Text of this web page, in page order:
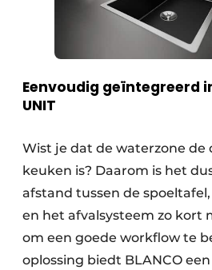
Eenvoudig geïntegreerd
UNIT
Wist je dat de waterzone de
keuken is? Daarom is het
afstand tussen de
en het afvalsysteem zo kort
om een goede workflow te
oplossing biedt BLANCO